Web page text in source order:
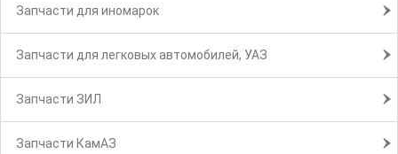
Запчасти для иномарок
Запчасти для легковых автомобилей, УАЗ
Запчасти ЗИЛ
Запчасти КамАЗ